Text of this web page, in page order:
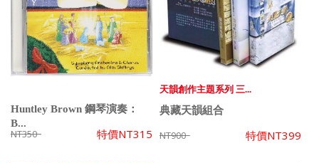
Huntley Brown 鋼琴演奏：
B...
NT350 特價NT315
天韻創作主題系列 三...
典藏天韻組合
NT900 特價NT399